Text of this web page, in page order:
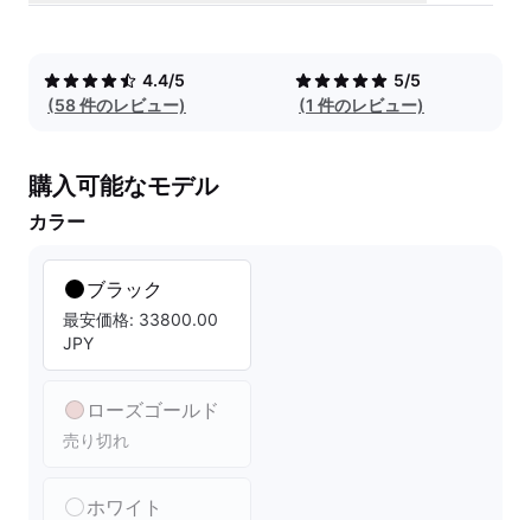
4.4/5
(58 件のレビュー)
5/5
(1 件のレビュー)
購入可能なモデル
カラー
ブラック
最安価格: 33800.00
JPY
ローズゴールド
売り切れ
ホワイト